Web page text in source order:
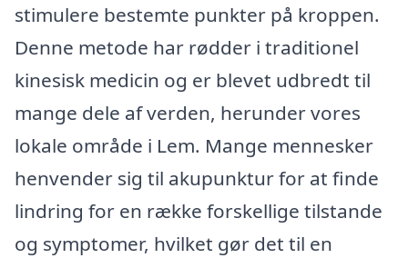
stimulere bestemte punkter på kroppen.
Denne metode har rødder i traditionel
kinesisk medicin og er blevet udbredt til
mange dele af verden, herunder vores
lokale område i Lem. Mange mennesker
henvender sig til akupunktur for at finde
lindring for en række forskellige tilstande
og symptomer, hvilket gør det til en